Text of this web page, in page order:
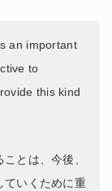
an important
to
this kind
とは、今後、
ていくために重